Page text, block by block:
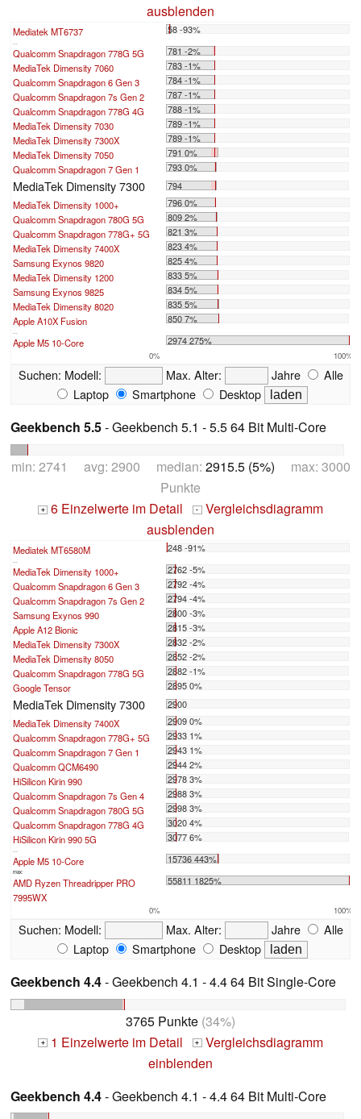
ausblenden
Mediatek MT6737 58 -93%
...
Qualcomm Snapdragon 778G 5G
781 -2%
MediaTek Dimensity 7060
783 -1%
Qualcomm Snapdragon 6 Gen 3
784 -1%
Qualcomm Snapdragon 7s Gen 2
787 -1%
Qualcomm Snapdragon 778G 4G
788 -1%
MediaTek Dimensity 7030
789 -1%
MediaTek Dimensity 7300X
789 -1%
MediaTek Dimensity 7050
791 0%
Qualcomm Snapdragon 7 Gen 1
793 0%
MediaTek Dimensity 7300
794
MediaTek Dimensity 1000+
796 0%
Qualcomm Snapdragon 780G 5G
809 2%
Qualcomm Snapdragon 778G+ 5G
821 3%
MediaTek Dimensity 7400X
823 4%
Samsung Exynos 9820
825 4%
MediaTek Dimensity 1200
833 5%
Samsung Exynos 9825
834 5%
MediaTek Dimensity 8020
835 5%
Apple A10X Fusion
850 7%
...
Apple M5 10-Core 2974 275%
0% 100%
Suchen: Modell: Max. Alter: Jahre
Alle
Laptop
Smartphone Desktop
Geekbench 5.5- Geekbench 5.1 - 5.5 64 Bit Multi-Core
min: 2741 avg: 2900 median: 2915.5 (5%) max: 3000
Punkte
+ 6 Einzelwerte im Detail - Vergleichsdiagramm
ausblenden
Mediatek MT6580M 248 -91%
MediaTek Dimensity 1000+
2762 -5%
Qualcomm Snapdragon 6 Gen 3
2792 -4%
Qualcomm Snapdragon 7s Gen 2
2794 -4%
Samsung Exynos 990
2800 -3%
Apple A12 Bionic
2815 -3%
MediaTek Dimensity 7300X
2832 -2%
MediaTek Dimensity 8050
2852 -2%
Qualcomm Snapdragon 778G 5G
2882 -1%
Google Tensor
2895 0%
MediaTek Dimensity 7300
2900
MediaTek Dimensity 7400X
2909 0%
Qualcomm Snapdragon 778G+ 5G
2933 1%
Qualcomm Snapdragon 7 Gen 1
2943 1%
Qualcomm QCM6490
2944 2%
HiSilicon Kirin 990
2978 3%
Qualcomm Snapdragon 7s Gen 4
2988 3%
Qualcomm Snapdragon 780G 5G
2998 3%
Qualcomm Snapdragon 778G 4G
3020 4%
HiSilicon Kirin 990 5G
3077 6%
Apple M5 10-Core 15736 443%
max:
AMD Ryzen Threadripper PRO
7995WX
55811 1825%
0% 100%
Suchen: Modell: Max. Alter: Jahre
Alle
Laptop
Smartphone Desktop
Geekbench 4.4- Geekbench 4.1 - 4.4 64 Bit Single-Core
3765 Punkte (34%)
+ 1 Einzelwerte im Detail + Vergleichsdiagramm
einblenden
Geekbench 4.4- Geekbench 4.1 - 4.4 64 Bit Multi-Core